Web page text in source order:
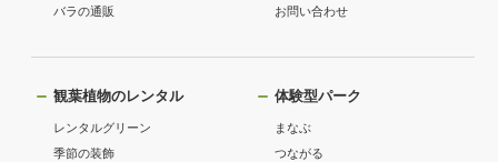
バラの通販
お問い合わせ
観葉植物のレンタル
レンタルグリーン
季節の装飾
体験型パーク
まなぶ
つながる